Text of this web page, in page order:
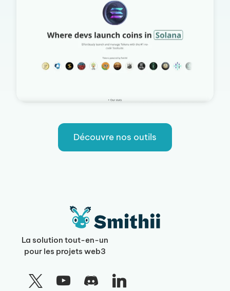
Découvre nos outils
La solution tout-en-un
pour les projets web3